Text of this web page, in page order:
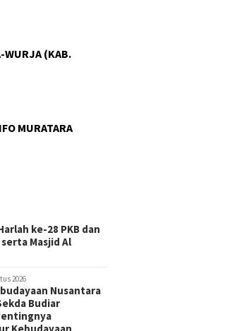
WURJA (KAB.
MURATARA
ke-28 PKB dan
Masjid Al
2026
Nusantara
Budiar